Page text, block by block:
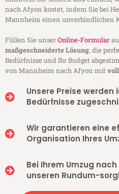
nach Afyon kostet, indem Sie bei
Mannheim einen unverbindlichen
Füllen Sie unserOnline-Formular
maßgeschneiderte Lösung, die
Bedürfnisse und Ihr Budget
von Mannheim nach Afyon mit
Unsere Preise werden
Bedürfnisse
Wir garantieren eine
Organisation Ihres
Bei Ihrem Umzug
unseren Rundum-